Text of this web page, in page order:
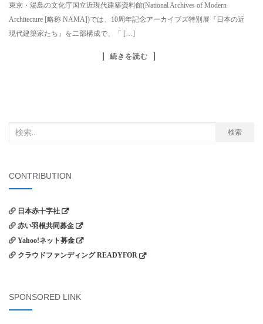
東京・湯島の文化庁国立近現代建築資料館(National Archives of Modern
Architecture [略称 NAMA])では、10周年記念アーカイブズ特別展『日本の近
現代建築家たち』を二部構成で、「 […]
続きを読む
検索
CONTRIBUTION
日本赤十字社
赤い羽根共同募金
Yahoo!ネット募金
クラウドファンディング READYFOR
SPONSORED LINK